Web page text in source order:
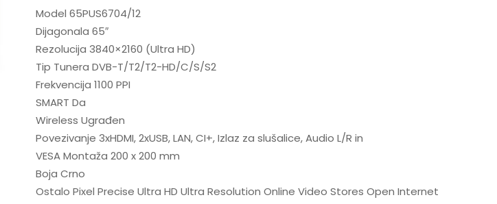
Model 65PUS6704/12
Dijagonala 65″
Rezolucija 3840×2160 (Ultra HD)
Tip Tunera DVB-T/T2/T2-HD/C/S/S2
Frekvencija 1100 PPI
SMART Da
Wireless Ugrađen
Povezivanje 3xHDMI, 2xUSB, LAN, CI+, Izlaz za slušalice, Audio L/R in
VESA Montaža 200 x 200 mm
Boja Crno
Ostalo Pixel Precise Ultra HD Ultra Resolution Online Video Stores Open Internet